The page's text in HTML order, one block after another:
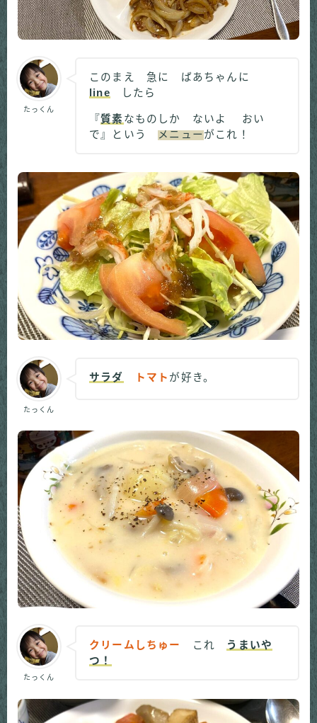
たっくん
このまえ 急に ばあちゃんに
line したら
『質素 なものしか ないよ おい
で』という
メニューがこれ！
たっくん
サラダ トマト が好き。
たっくん
クリームしちゅー これ うまいや
つ！